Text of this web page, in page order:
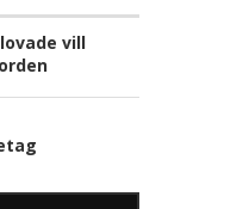
vill